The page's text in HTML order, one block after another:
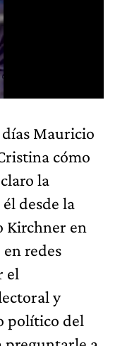
días Mauricio
cómo
la
desde la
Kirchner en
redes
el
y
político del